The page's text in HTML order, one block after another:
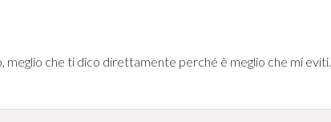
meglio che ti dico direttamente perché è meglio che mi eviti.